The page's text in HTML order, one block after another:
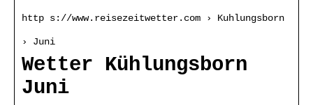
http s://www.reisezeitwetter.com › Kuhlungsborn
› Juni
Wetter Kühlungsborn
Juni